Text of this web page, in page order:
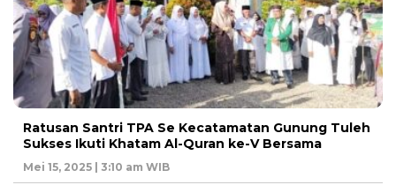
Ratusan Santri TPA Se Kecatamatan Gunung Tuleh
Sukses Ikuti Khatam Al-Quran ke-V Bersama
Mei 15, 2025 | 3:10 am WIB